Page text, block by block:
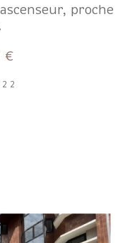
ascenseur, proche
€